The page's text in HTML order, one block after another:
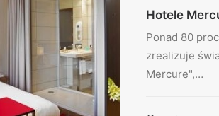
Hotele
Ponad 80
zrealizuje
Mercure",…